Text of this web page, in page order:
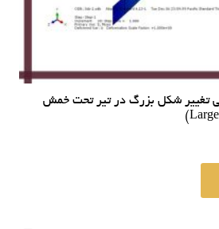
تغییر شکل بزرگ در تیر تحت خمش